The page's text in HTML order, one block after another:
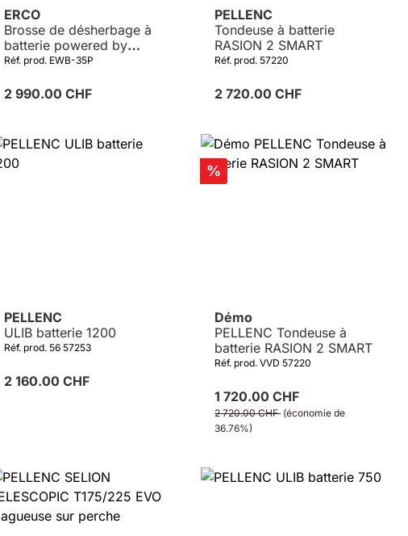
ERCO
Brosse de désherbage à
batterie powered by
PELLENC
Réf. prod. EWB-35P
2 990.00 CHF
PELLENC
Tondeuse à batterie
RASION 2 SMART
Réf. prod. 57220
2 720.00 CHF
PELLENC
ULIB batterie 1200
Réf. prod. 56 57253
2 160.00 CHF
Réduction
%
Démo
PELLENC Tondeuse à
batterie RASION 2 SMART
Réf. prod. VVD 57220
1 720.00 CHF
2 720.00 CHF (économie de
36.76%)
Détails